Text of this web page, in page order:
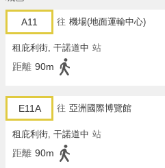
A11 往 機場(地面運輸中心)
租庇利街, 干諾道中 站
距離 90m
E11A 往 亞洲國際博覽館
租庇利街, 干諾道中 站
距離 90m